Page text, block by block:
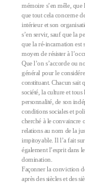
mémoire s’en mêle, que
que tout cela concerne
intérieur et son
s’en servir, sauf que la
que la ré-incarnation est
moyen de résister à
Que l’on s’accorde ou
général pour le
constituant. Chacun sait
société, la culture et tous
personnalité, de son
conditions sociales et
cherché à le convaincre
relations au nom de la
impitoyable. Il l’a fait
également l’esprit dans
domination.
Façonner la conviction
après des siècles et des